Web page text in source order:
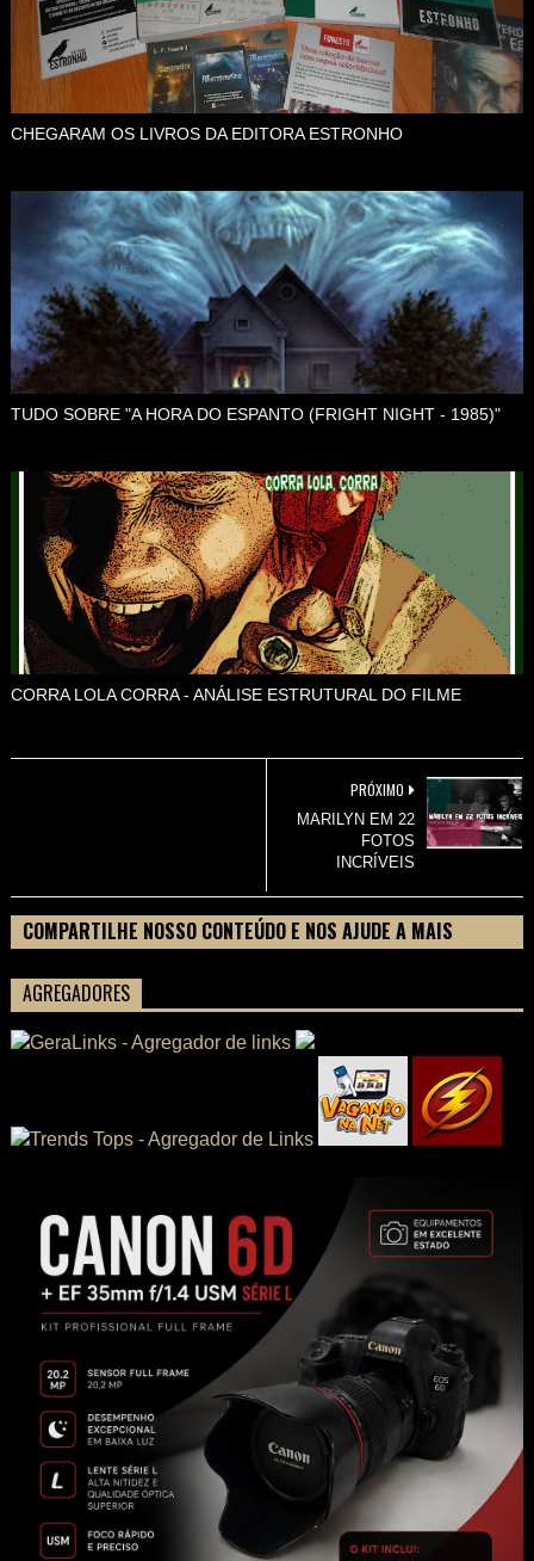
CHEGARAM OS LIVROS DA EDITORA ESTRONHO
TUDO SOBRE "A HORA DO ESPANTO (FRIGHT NIGHT - 1985)"
CORRA LOLA CORRA - ANÁLISE ESTRUTURAL DO FILME
PRÓXIMO
MARILYN EM 22
FOTOS
INCRÍVEIS
COMPARTILHE NOSSO CONTEÚDO E NOS AJUDE A MAIS
AGREGADORES